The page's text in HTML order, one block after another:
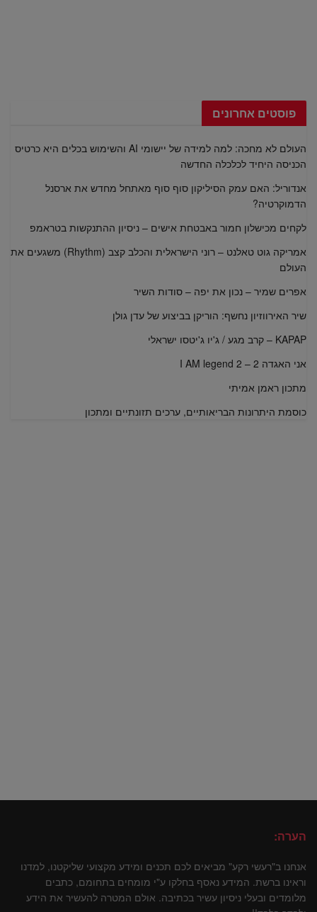
פוסטים אחרונים
העולם לא מחכה: למה למידה של יישומי AI והשימוש בכלים היא כרטיס
הכניסה היחיד לכלכלה החדשה
אנדוריל: האם עמק הסיליקון סוף סוף מאתחל מחדש את ארסנל
הדמוקרטיה?
לקחים מכישלון חמור באבטחת אישים – ניסיון ההתנקשות בטראמפ
אמריקה גוט טאלנט – רוני הישראלית והכלב קצב (Rhythm) משגעים את
העולם
אפרים שמיר – נכון את יפה – סודות השיר
שיר האירווזיון נחשף: הוריקן בביצוע של עדן גולן
KAPAP – קרב מגע / ג'יו ג'יטסו ישראלי
אני האגדה 2 – I AM legend 2
מתכון ראמן אמיתי
כוסמת היתרונות הבריאותיים, ערכים תזונתיים ומתכון
הערה:
אנחנו ב"רעשי רקע" מביאים לכם תכנים ומידע מקצועי שליקטנו, למדנו
וראינו ברשת. המידע נאסף בחלקו ע"י מומחים בתחומם, כתבים
מלומדים ובעלי ניסיון עשיר בכתיבה. אולם המטרה להעשיר את הידע